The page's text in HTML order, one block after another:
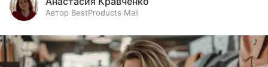
Автор BestProducts Mail